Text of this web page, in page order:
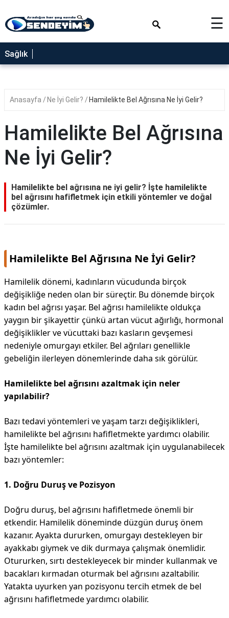
SAĞLIK
NEDİR
YEMEK
RÜYA
TABİRLERİ
GEZİLECEK
BLOG
☰
Sağlık
Anasayfa Ne İyi Gelir? Hamilelikte Bel Ağrısına Ne İyi Gelir?
Hamilelikte Bel Ağrısına
Ne İyi Gelir?
Hamilelikte bel ağrısına ne iyi gelir? İşte hamilelikte
bel ağrısını hafifletmek için etkili yöntemler ve doğal
çözümler.
Hamilelikte Bel Ağrısına Ne İyi Gelir?
Hamilelik dönemi, kadınların vücudunda birçok
değişikliğe neden olan bir süreçtir. Bu dönemde birçok
kadın bel ağrısı yaşar. Bel ağrısı hamilelikte oldukça
yaygın bir şikayettir çünkü artan vücut ağırlığı, hormonal
değişiklikler ve vücuttaki bazı kasların gevşemesi
nedeniyle omurgayı etkiler. Bel ağrıları genellikle
gebeliğin ilerleyen dönemlerinde daha sık görülür.
Hamilelikte bel ağrısını azaltmak için neler
yapılabilir?
Bazı tedavi yöntemleri ve yaşam tarzı değişiklikleri,
hamilelikte bel ağrısını hafifletmekte yardımcı olabilir.
İşte hamilelikte bel ağrısını azaltmak için uygulanabilecek
bazı yöntemler:
1. Doğru Duruş ve Pozisyon
Doğru duruş, bel ağrısını hafifletmede önemli bir
etkendir. Hamilelik döneminde düzgün duruş önem
kazanır. Ayakta dururken, omurgayı destekleyen bir
ayakkabı giymek ve dik durmaya çalışmak önemlidir.
Otururken, sırtı destekleyecek bir minder kullanmak ve
bacakları kırmadan oturmak bel ağrısını azaltabilir.
Yatakta uyurken yan pozisyonu tercih etmek de bel
ağrısını hafifletmede yardımcı olabilir.